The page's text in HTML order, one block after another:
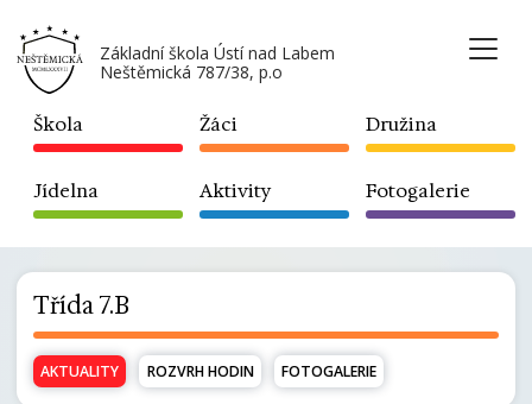
Základní škola Ústí nad Labem
Neštěmická 787/38, p.o
Škola Žáci Družina
Jídelna Aktivity Fotogalerie
Třída 7.B
AKTUALITY ROZVRH HODIN FOTOGALERIE